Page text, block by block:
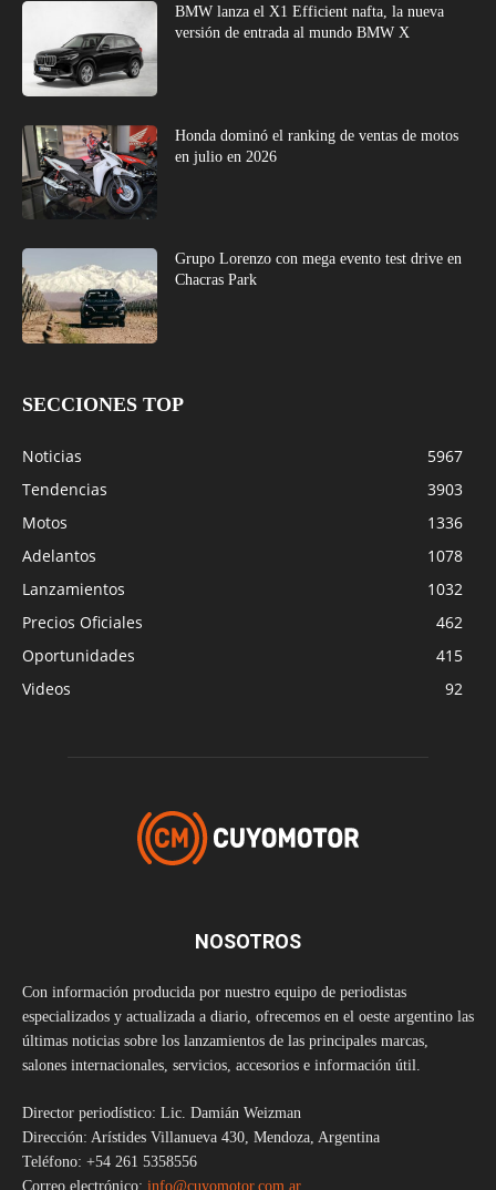
BMW lanza el X1 Efficient nafta, la nueva
versión de entrada al mundo BMW X
Honda dominó el ranking de ventas de motos
en julio en 2026
Grupo Lorenzo con mega evento test drive en
Chacras Park
SECCIONES TOP
Noticias
5967
Tendencias
3903
Motos
1336
Adelantos
1078
Lanzamientos
1032
Precios Oficiales
462
Oportunidades
415
Videos
92
NOSOTROS
Con información producida por nuestro equipo de periodistas
especializados y actualizada a diario, ofrecemos en el oeste argentino las
últimas noticias sobre los lanzamientos de las principales marcas,
salones internacionales, servicios, accesorios e información útil.
Director periodístico: Lic. Damián Weizman
Dirección: Arístides Villanueva 430, Mendoza, Argentina
Teléfono: +54 261 5358556
Correo electrónico: info@cuyomotor.com.ar